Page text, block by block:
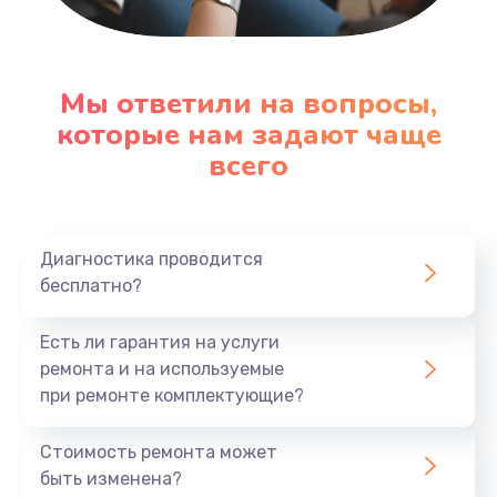
Заказать
Ремонт подсветки
Заказать
930 руб.
Заказать
Мы ответили на вопросы,
которые нам задают чаще
всего
Диагностика проводится
бесплатно?
Есть ли гарантия на услуги
ремонта и на используемые
при ремонте комплектующие?
Стоимость ремонта может
быть изменена?